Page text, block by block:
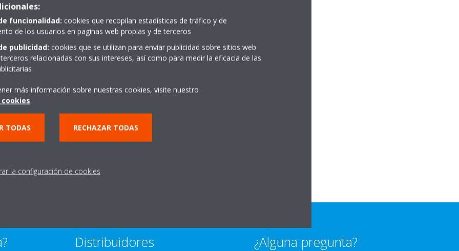
PIDE PRESPUESTO
Distribuidores ¿Alguna pregunta?
funcionalidad: cookies que recopilan estadísticas de tráfico y de
de los usuarios en paginas web propias y de terceros
publicidad: cookies que se utilizan para enviar publicidad sobre sitios web
relacionadas con sus intereses, así como para medir la eficacia de las
más información sobre nuestras cookies, visite nuestro
.
TODAS RECHAZAR TODAS
la configuración de cookies